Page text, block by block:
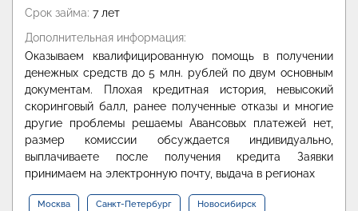
Срок займа: 7 лет
Дополнительная информация:
Оказываем квалифицированную помощь в получении
денежных средств до 5 млн. рублей по двум основным
документам. Плохая кредитная история, невысокий
скоринговый балл, ранее полученные отказы и многие
другие проблемы решаемы Авансовых платежей нет,
размер комиссии обсуждается индивидуально,
выплачиваете после получения кредита Заявки
принимаем на электронную почту, выдача в регионах
Москва Санкт-Петербург Новосибирск